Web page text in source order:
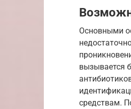
Основными
вызывается
средствам.